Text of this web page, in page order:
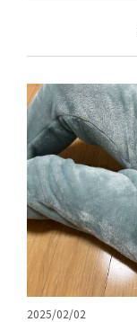
2025/02/02